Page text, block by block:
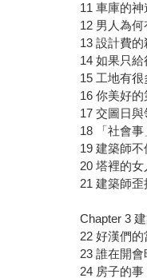
11 車庫的神
12 男人為
13 設計費
14 如果只
15 工地有
16 你美好
17 交圖日
18 「社會
19 建築師
20 塔裡的女
21 建築師
Chapter 3
22 好漢們的
23 誰在開會
24 房子的